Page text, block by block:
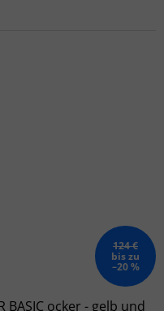
124 €
bis zu
–20 %
BASIC ocker - gelb und